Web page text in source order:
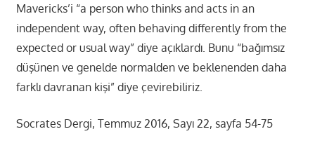
Mavericks’i “a person who thinks and acts in an
independent way, often behaving differently from the
expected or usual way” diye açıklardı. Bunu “bağımsız
düşünen ve genelde normalden ve beklenenden daha
farklı davranan kişi” diye çevirebiliriz.
Socrates Dergi, Temmuz 2016, Sayı 22, sayfa 54-75